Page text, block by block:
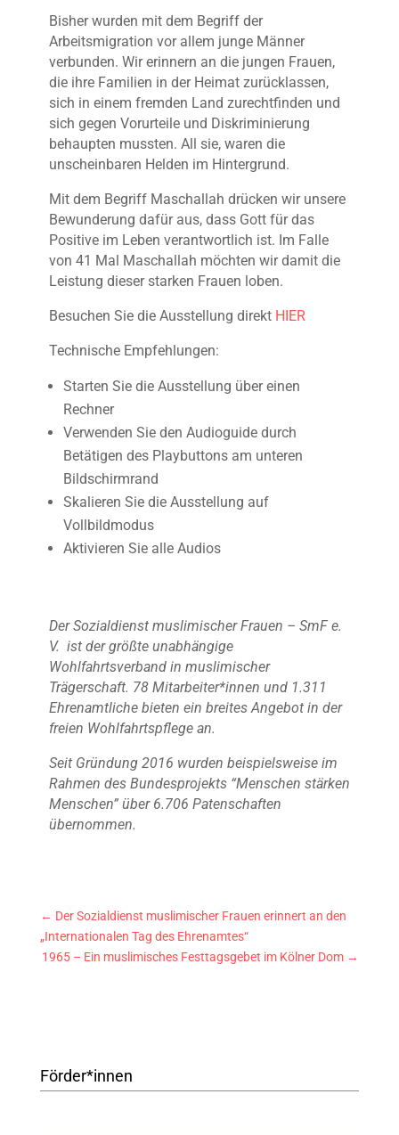
Bisher wurden mit dem Begriff der
Arbeitsmigration vor allem junge Männer
verbunden. Wir erinnern an die jungen Frauen,
die ihre Familien in der Heimat zurücklassen,
sich in einem fremden Land zurechtfinden und
sich gegen Vorurteile und Diskriminierung
behaupten mussten. All sie, waren die
unscheinbaren Helden im Hintergrund.
Mit dem Begriff Maschallah drücken wir unsere
Bewunderung dafür aus, dass Gott für das
Positive im Leben verantwortlich ist. Im Falle
von 41 Mal Maschallah möchten wir damit die
Leistung dieser starken Frauen loben.
Besuchen Sie die Ausstellung direkt HIER
Technische Empfehlungen:
Starten Sie die Ausstellung über einen
Rechner
Verwenden Sie den Audioguide durch
Betätigen des Playbuttons am unteren
Bildschirmrand
Skalieren Sie die Ausstellung auf
Vollbildmodus
Aktivieren Sie alle Audios
Der Sozialdienst muslimischer Frauen – SmF e.
V. ist der größte unabhängige
Wohlfahrtsverband in muslimischer
Trägerschaft. 78 Mitarbeiter*innen und 1.311
Ehrenamtliche bieten ein breites Angebot in der
freien Wohlfahrtspflege an.
Seit Gründung 2016 wurden beispielsweise im
Rahmen des Bundesprojekts “Menschen stärken
Menschen” über 6.706 Patenschaften
übernommen.
← Der Sozialdienst muslimischer Frauen erinnert an den
„Internationalen Tag des Ehrenamtes“
1965 – Ein muslimisches Festtagsgebet im Kölner Dom →
Förder*innen